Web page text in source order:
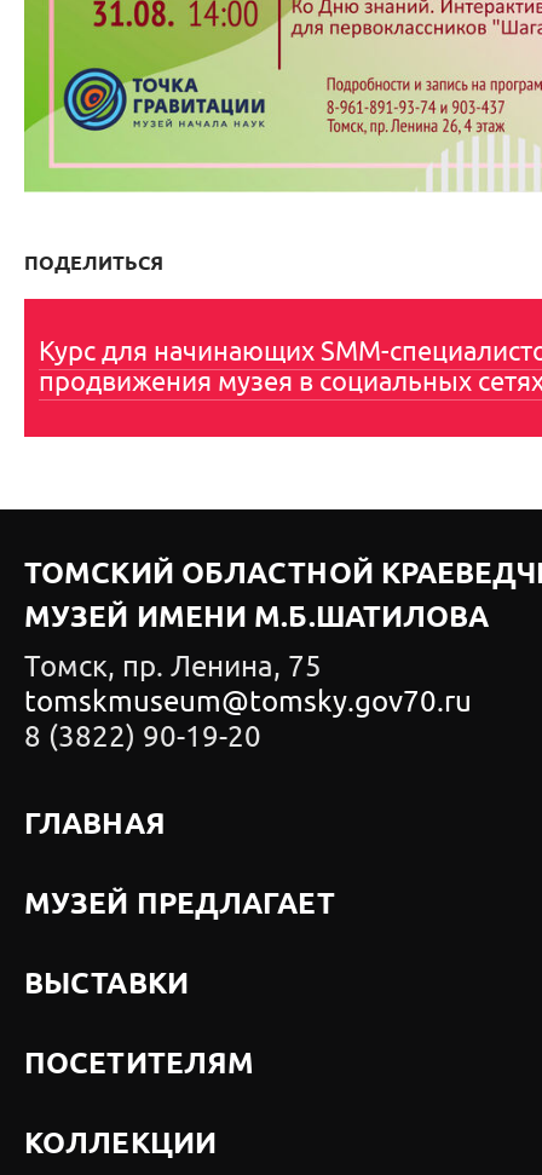
ПОДЕЛИТЬСЯ
Курс для начинающих SMM-
продвижения музея в социальных
ТОМСКИЙ ОБЛАСТНОЙ
МУЗЕЙ ИМЕНИ М.Б.ШАТИЛОВА
Томск, пр. Ленина, 75
tomskmuseum@tomsky.gov70.ru
8 (3822) 90-19-20
ГЛАВНАЯ
МУЗЕЙ ПРЕДЛАГАЕТ
ВЫСТАВКИ
ПОСЕТИТЕЛЯМ
КОЛЛЕКЦИИ